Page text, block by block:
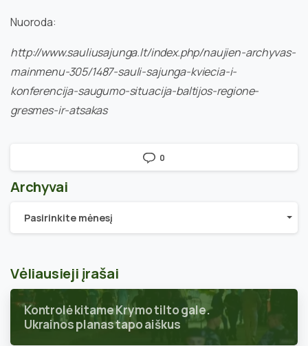
Nuoroda:
http://www.sauliusajunga.lt/index.php/naujien-archyvas-
mainmenu-305/1487-sauli-sajunga-kviecia-i-
konferencija-saugumo-situacija-baltijos-regione-
gresmes-ir-atsakas
0
Archyvai
Archyvai
Pasirinkite mėnesį
Vėliausieji įrašai
Kontrolė kitame Krymo tilto gale.
Ukrainos planas tapo aiškus